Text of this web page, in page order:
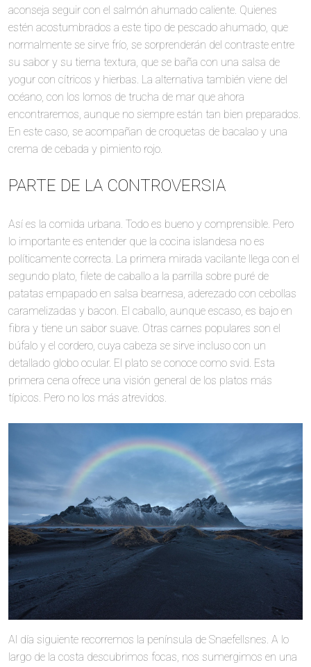
aconseja seguir con el salmón ahumado caliente. Quienes
estén acostumbrados a este tipo de pescado ahumado, que
normalmente se sirve frío, se sorprenderán del contraste entre
su sabor y su tierna textura, que se baña con una salsa de
yogur con cítricos y hierbas. La alternativa también viene del
océano, con los lomos de trucha de mar que ahora
encontraremos, aunque no siempre están tan bien preparados.
En este caso, se acompañan de croquetas de bacalao y una
crema de cebada y pimiento rojo.
PARTE DE LA CONTROVERSIA
Así es la comida urbana. Todo es bueno y comprensible. Pero
lo importante es entender que la cocina islandesa no es
políticamente correcta. La primera mirada vacilante llega con el
segundo plato, filete de caballo a la parrilla sobre puré de
patatas empapado en salsa bearnesa, aderezado con cebollas
caramelizadas y bacon. El caballo, aunque escaso, es bajo en
fibra y tiene un sabor suave. Otras carnes populares son el
búfalo y el cordero, cuya cabeza se sirve incluso con un
detallado globo ocular. El plato se conoce como svid. Esta
primera cena ofrece una visión general de los platos más
típicos. Pero no los más atrevidos.
Al día siguiente recorremos la península de Snaefellsnes. A lo
largo de la costa descubrimos focas, nos sumergimos en una